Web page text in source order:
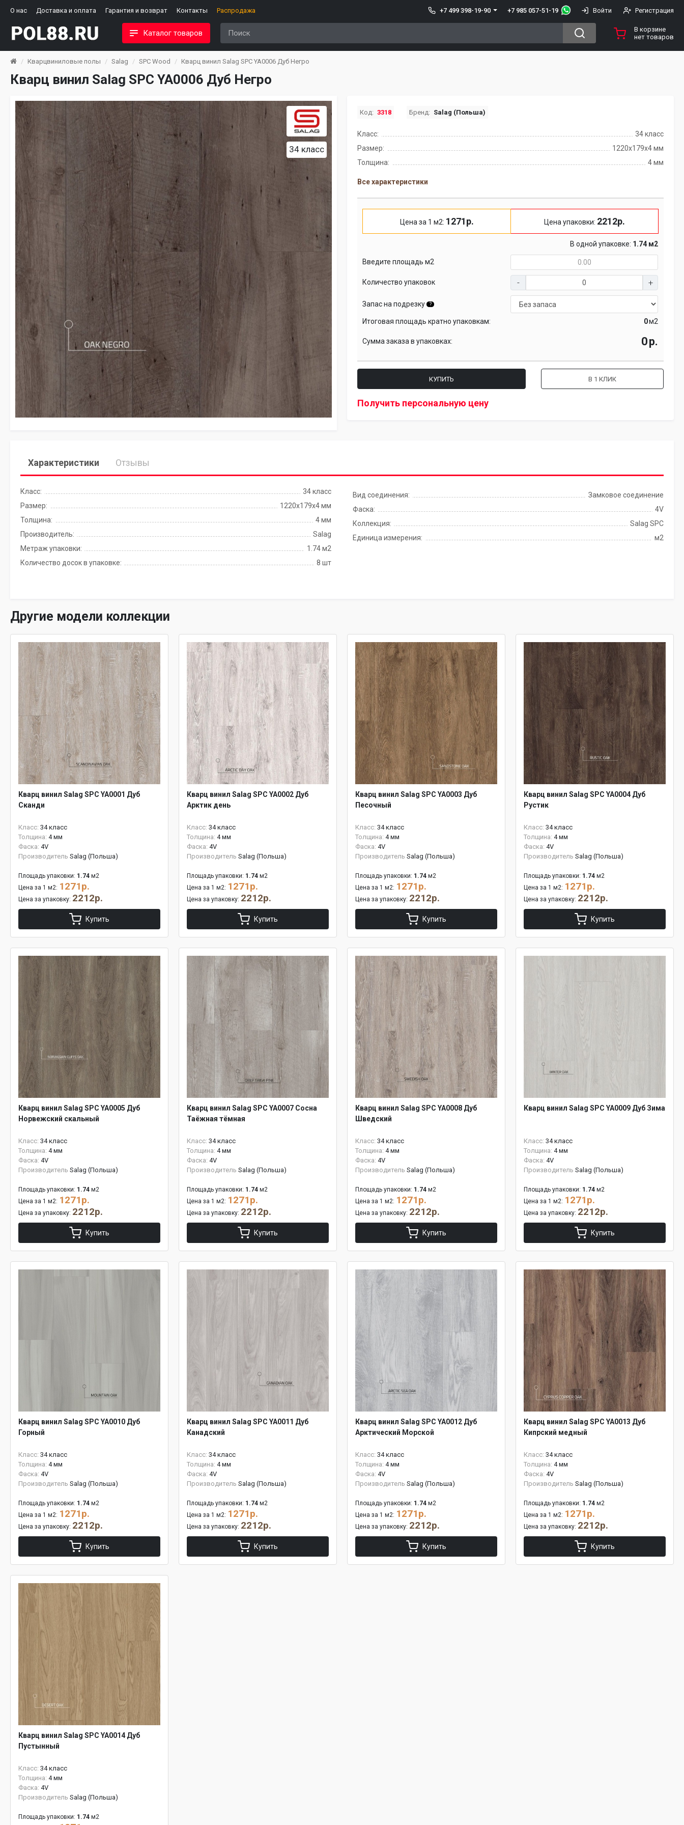
О нас Доставка и оплата Гарантия и возврат Контакты Распродажа +7 499 398-19-90 +7 985 057-51-19 Войти Регистрация
Каталог товаров
В корзине
нет товаров
Кварцвиниловые полы Salag SPC Wood Кварц винил Salag SPC YA0006 Дуб Негро
Кварц винил Salag SPC YA0006 Дуб Негро
34 класс
Код: 3318 Бренд: Salag (Польша)
Класс:
34 класс
Размер:
1220х179х4 мм
Толщина:
4 мм
Все характеристики
Цена за 1 м2: 1271р. Цена упаковки: 2212р.
В одной упаковке: 1.74 м2
Введите площадь м2
Количество упаковок
Запас на подрезку ?
Итоговая площадь кратно упаковкам: м2
Сумма заказа в упаковках: р.
КУПИТЬ В 1 КЛИК
Получить персональную цену
Характеристики Отзывы
Класс:
34 класс
Размер:
1220х179х4 мм
Толщина:
4 мм
Производитель:
Salag
Метраж упаковки:
1.74 м2
Количество досок в упаковке:
8 шт
Вид соединения:
Замковое соединение
Фаска:
4V
Коллекция:
Salag SPC
Единица измерения:
м2
Другие модели коллекции
Кварц винил Salag SPC YA0001 Дуб
Сканди
Класс: 34 класс
Толщина: 4 мм
Фаска: 4V
Производитель Salag (Польша)
Площадь упаковки: 1.74 м2
Цена за 1 м2: 1271р.
Цена за упаковку: 2212р.
Купить
Кварц винил Salag SPC YA0002 Дуб
Арктик день
Класс: 34 класс
Толщина: 4 мм
Фаска: 4V
Производитель Salag (Польша)
Площадь упаковки: 1.74 м2
Цена за 1 м2: 1271р.
Цена за упаковку: 2212р.
Купить
Кварц винил Salag SPC YA0003 Дуб
Песочный
Класс: 34 класс
Толщина: 4 мм
Фаска: 4V
Производитель Salag (Польша)
Площадь упаковки: 1.74 м2
Цена за 1 м2: 1271р.
Цена за упаковку: 2212р.
Купить
Кварц винил Salag SPC YA0004 Дуб
Рустик
Класс: 34 класс
Толщина: 4 мм
Фаска: 4V
Производитель Salag (Польша)
Площадь упаковки: 1.74 м2
Цена за 1 м2: 1271р.
Цена за упаковку: 2212р.
Купить
Кварц винил Salag SPC YA0005 Дуб
Норвежский скальный
Класс: 34 класс
Толщина: 4 мм
Фаска: 4V
Производитель Salag (Польша)
Площадь упаковки: 1.74 м2
Цена за 1 м2: 1271р.
Цена за упаковку: 2212р.
Купить
Кварц винил Salag SPC YA0007 Сосна
Таёжная тёмная
Класс: 34 класс
Толщина: 4 мм
Фаска: 4V
Производитель Salag (Польша)
Площадь упаковки: 1.74 м2
Цена за 1 м2: 1271р.
Цена за упаковку: 2212р.
Купить
Кварц винил Salag SPC YA0008 Дуб
Шведский
Класс: 34 класс
Толщина: 4 мм
Фаска: 4V
Производитель Salag (Польша)
Площадь упаковки: 1.74 м2
Цена за 1 м2: 1271р.
Цена за упаковку: 2212р.
Купить
Кварц винил Salag SPC YA0009 Дуб Зима
Класс: 34 класс
Толщина: 4 мм
Фаска: 4V
Производитель Salag (Польша)
Площадь упаковки: 1.74 м2
Цена за 1 м2: 1271р.
Цена за упаковку: 2212р.
Купить
Кварц винил Salag SPC YA0010 Дуб
Горный
Класс: 34 класс
Толщина: 4 мм
Фаска: 4V
Производитель Salag (Польша)
Площадь упаковки: 1.74 м2
Цена за 1 м2: 1271р.
Цена за упаковку: 2212р.
Купить
Кварц винил Salag SPC YA0011 Дуб
Канадский
Класс: 34 класс
Толщина: 4 мм
Фаска: 4V
Производитель Salag (Польша)
Площадь упаковки: 1.74 м2
Цена за 1 м2: 1271р.
Цена за упаковку: 2212р.
Купить
Кварц винил Salag SPC YA0012 Дуб
Арктический Морской
Класс: 34 класс
Толщина: 4 мм
Фаска: 4V
Производитель Salag (Польша)
Площадь упаковки: 1.74 м2
Цена за 1 м2: 1271р.
Цена за упаковку: 2212р.
Купить
Кварц винил Salag SPC YA0013 Дуб
Кипрский медный
Класс: 34 класс
Толщина: 4 мм
Фаска: 4V
Производитель Salag (Польша)
Площадь упаковки: 1.74 м2
Цена за 1 м2: 1271р.
Цена за упаковку: 2212р.
Купить
Кварц винил Salag SPC YA0014 Дуб
Пустынный
Класс: 34 класс
Толщина: 4 мм
Фаска: 4V
Производитель Salag (Польша)
Площадь упаковки: 1.74 м2